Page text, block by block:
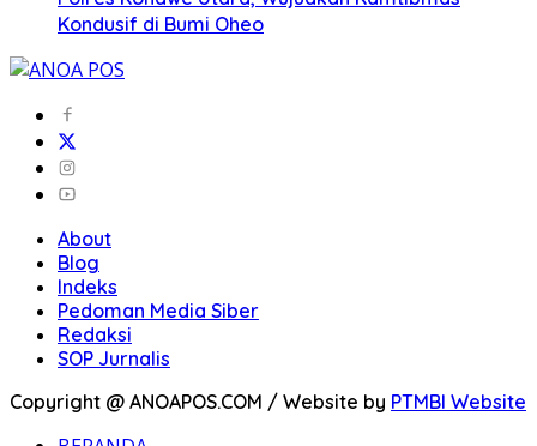
Kondusif di Bumi Oheo
About
Blog
Indeks
Pedoman Media Siber
Redaksi
SOP Jurnalis
Copyright @ ANOAPOS.COM / Website by PTMBI Website